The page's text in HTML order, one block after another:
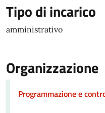
Tipo di incarico
amministrativo
Organizzazione
Programmazione e